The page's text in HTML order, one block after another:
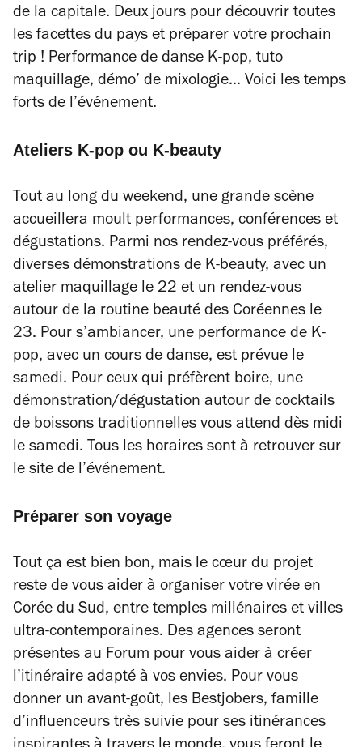
de la capitale. Deux jours pour découvrir toutes
les facettes du pays et préparer votre prochain
trip ! Performance de danse K-pop, tuto
maquillage, démo’ de mixologie… Voici les temps
forts de l’événement.
Ateliers K-pop ou K-beauty
Tout au long du weekend, une grande scène
accueillera moult performances, conférences et
dégustations. Parmi nos rendez-vous préférés,
diverses démonstrations de K-beauty, avec un
atelier maquillage le 22 et un rendez-vous
autour de la routine beauté des Coréennes le
23. Pour s’ambiancer, une performance de K-
pop, avec un cours de danse, est prévue le
samedi. Pour ceux qui préfèrent boire, une
démonstration/dégustation autour de cocktails
de boissons traditionnelles vous attend dès midi
le samedi. Tous les horaires sont à retrouver sur
le site de l’événement.
Préparer son voyage
Tout ça est bien bon, mais le cœur du projet
reste de vous aider à organiser votre virée en
Corée du Sud, entre temples millénaires et villes
ultra-contemporaines. Des agences seront
présentes au Forum pour vous aider à créer
l’itinéraire adapté à vos envies. Pour vous
donner un avant-goût, les Bestjobers, famille
d’influenceurs très suivie pour ses itinérances